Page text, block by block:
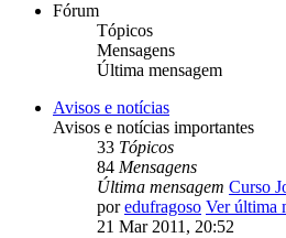
Fórum
Tópicos
Mensagens
Última mensagem
Avisos e notícias
Avisos e notícias importantes
33 Tópicos
84 Mensagens
Última mensagem Curso
poredufragoso Ver última
21 Mar 2011, 20:52